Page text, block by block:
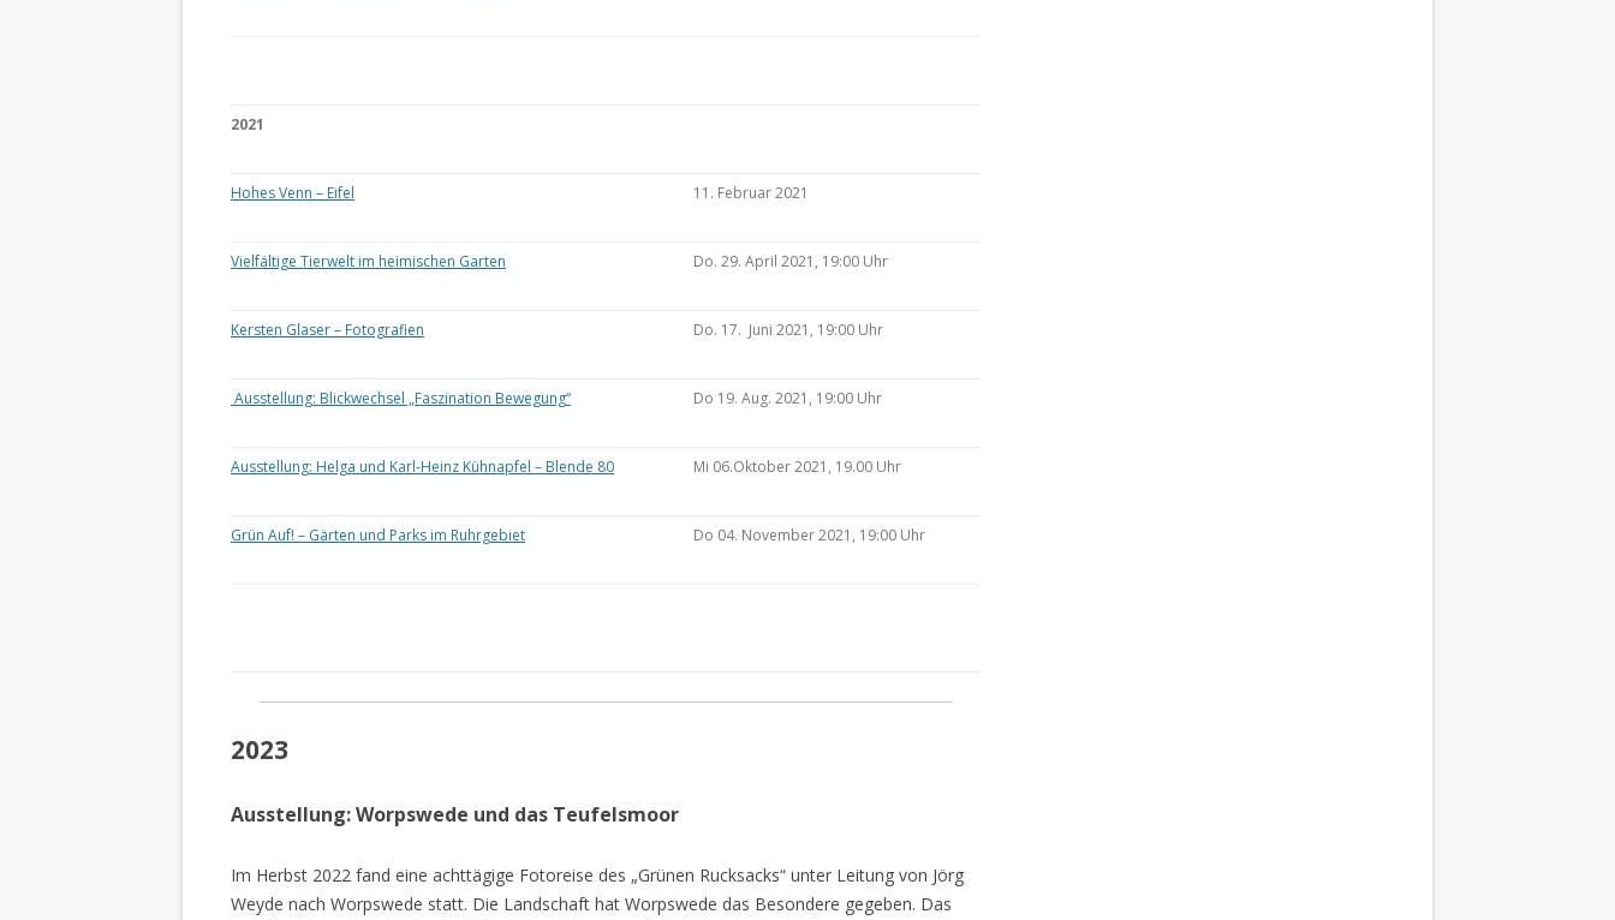
2021
Hohes Venn – Eifel 11. Februar 2021
Vielfältige Tierwelt im heimischen Garten Do. 29. April 2021, 19:00 Uhr
Kersten Glaser – Fotografien Do. 17. Juni 2021, 19:00 Uhr
Ausstellung: Blickwechsel „Faszination Bewegung“ Do 19. Aug. 2021, 19:00 Uhr
Ausstellung: Helga und Karl-Heinz Kühnapfel – Blende 80 Mi 06.Oktober 2021, 19.00 Uhr
Grün Auf! – Gärten und Parks im Ruhrgebiet Do 04. November 2021, 19:00 Uhr
2023
Ausstellung: Worpswede und das Teufelsmoor
Im Herbst 2022 fand eine achttägige Fotoreise des „Grünen Rucksacks“ unter Leitung von Jörg
Weyde nach Worpswede statt. Die Landschaft hat Worpswede das Besondere gegeben. Das